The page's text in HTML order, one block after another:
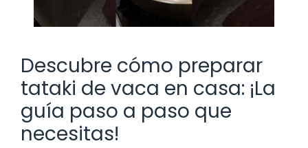
Descubre cómo preparar
tataki de vaca en casa: ¡La
guía paso a paso que
necesitas!